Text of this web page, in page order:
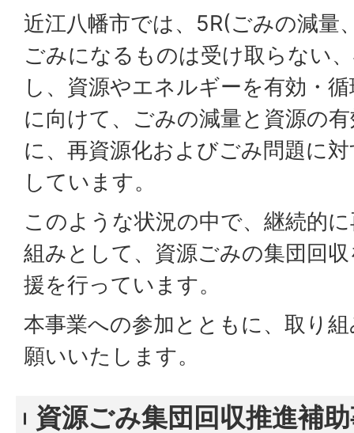
近江八幡市では、5R(ごみの減量
ごみになるものは受け取らない
し、資源やエネルギーを有効・
に向けて、ごみの減量と資源の
に、再資源化およびごみ問題に
しています。
このような状況の中で、継続的
組みとして、資源ごみの集団回
援を行っています。
本事業への参加とともに、取り
願いいたします。
資源ごみ集団回収推進補